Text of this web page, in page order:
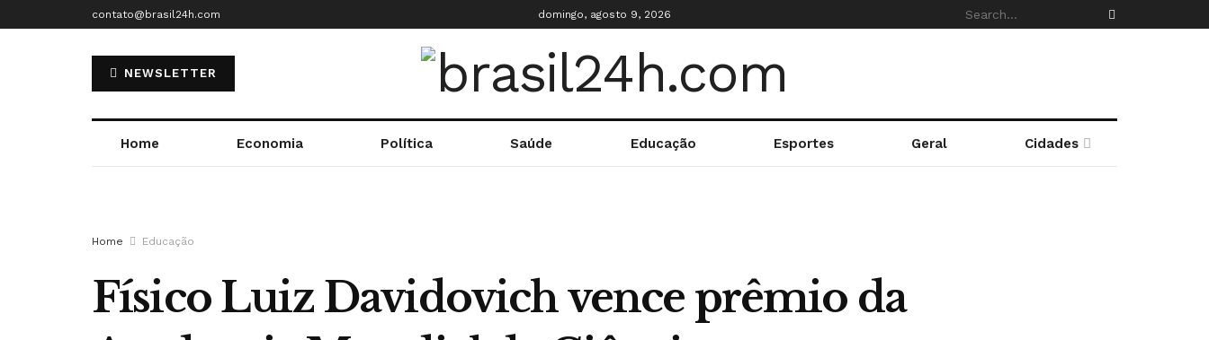
contato@brasil24h.com domingo, agosto 9, 2026
NEWSLETTER
Home Economia Política Saúde Educação Esportes Geral Cidades
Home Educação
Físico Luiz Davidovich vence prêmio da